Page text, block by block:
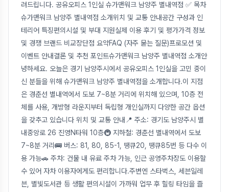
려드립니다. 공유오피스 1인실 슈가맨워크 남양주 별내역점 ✅ 목차
슈가맨워크 남양주 별내역점 소개위치 및 교통 안내공간 구성과 인
테리어 특징편의시설 및 부대 지원실제 이용 후기 및 평가가격 정보
및 경쟁 브랜드 비교장단점 요약FAQ (자주 묻는 질문)프로모션 및
이벤트 안내결론 및 추천 포인트슈가맨워크 남양주 별내역점 소개안
녕하세요. 오늘은 경기 남양주시에서 공유오피스 1인실을 고민 중이
신 분들을 위해 슈가맨워크 남양주 별내역점을 소개합니다.이 지점
은 경춘선 별내역에서 도보 7~8분 거리에 위치해 있으며, 10층 전
체를 사용, 개방형 라운지부터 독립형 개인실까지 다양한 공간 옵션
을 갖추고 있습니다 위치 및 교통 안내📍 주소: 경기도 남양주시 별
내중앙로 26 진영N타워 10층🚇 지하철: 경춘선 별내역에서 도보
7~8분 거리🚌 버스: 81, 80, 85-1, 땡큐20, 땡큐85번 등 다수 이
용 가능🚗 주차: 건물 내 유료 주차 가능, 인근 공영주차장도 이용할
수 있어 자차 이용자에게도 편리합니다.주변엔 스타벅스, 세븐일레
븐, 별빛도서관 등 생활 편의시설이 가까워 업무 후 힐링 타임을 즐